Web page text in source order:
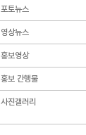
포토뉴스
영상뉴스
홍보영상
홍보 간행물
사진갤러리